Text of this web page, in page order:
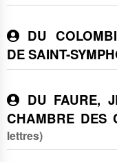
DU
DE SAINT-
DU FAURE,
CHAMBRE DES
lettres)